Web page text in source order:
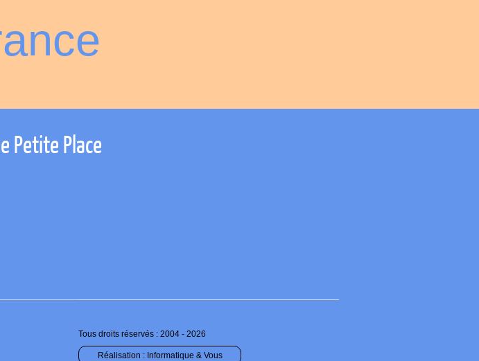
Petite Place
Tous droits réservés : 2004 - 2026
Réalisation : Informatique & Vous